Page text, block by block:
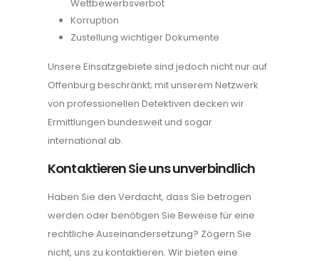
Wettbewerbsverbot
Korruption
Zustellung wichtiger Dokumente
Unsere Einsatzgebiete sind jedoch nicht nur auf
Offenburg beschränkt; mit unserem Netzwerk
von professionellen Detektiven decken wir
Ermittlungen bundesweit und sogar
international ab.
Kontaktieren Sie uns unverbindlich
Haben Sie den Verdacht, dass Sie betrogen
werden oder benötigen Sie Beweise für eine
rechtliche Auseinandersetzung? Zögern Sie
nicht, uns zu kontaktieren. Wir bieten eine